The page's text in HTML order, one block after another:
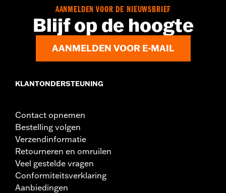
d.com/warrantyvoor meer informatie
Herkomst:Geïmporteerd
AANMELDEN VOOR DE NIEUWSBRIEF
Blijf op de hoogte
AANMELDEN VOOR E-MAIL
KLANTONDERSTEUNING
Contact opnemen
Bestelling volgen
Verzendinformatie
Retourneren en omruilen
Veel gestelde vragen
Conformiteitsverklaring
Aanbiedingen